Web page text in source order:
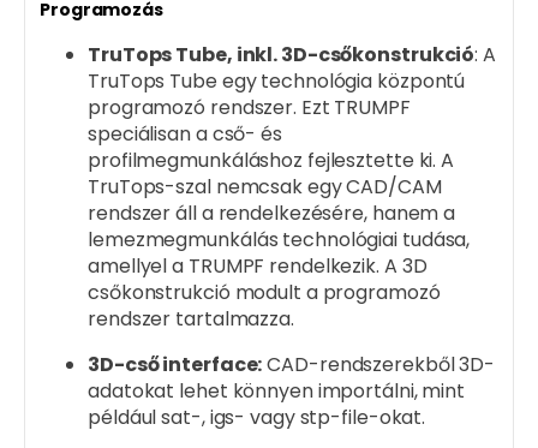
Programozás
TruTops Tube, inkl. 3D-csőkonstrukció: A
TruTops Tube egy technológia központú
programozó rendszer. Ezt TRUMPF
speciálisan a cső- és
profilmegmunkáláshoz fejlesztette ki. A
TruTops-szal nemcsak egy CAD/CAM
rendszer áll a rendelkezésére, hanem a
lemezmegmunkálás technológiai tudása,
amellyel a TRUMPF rendelkezik. A 3D
csőkonstrukció modult a programozó
rendszer tartalmazza.
3D-cső interface:CAD-rendszerekből 3D-
adatokat lehet könnyen importálni, mint
például sat-, igs- vagy stp-file-okat.